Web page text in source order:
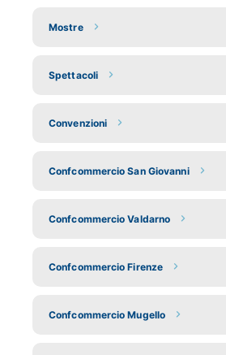
Mostre
Spettacoli
Convenzioni
Confcommercio San Giovanni
Confcommercio Valdarno
Confcommercio Firenze
Confcommercio Mugello